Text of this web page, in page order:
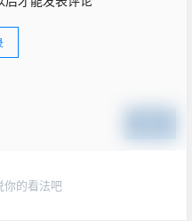
你的看法吧